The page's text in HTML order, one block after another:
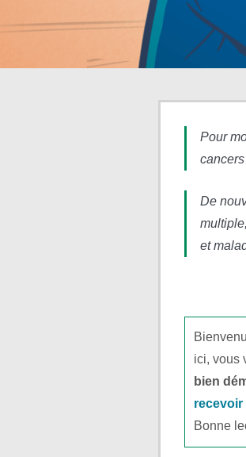
Pour
De
et
ici, vous
bien
recevoir
Bonne